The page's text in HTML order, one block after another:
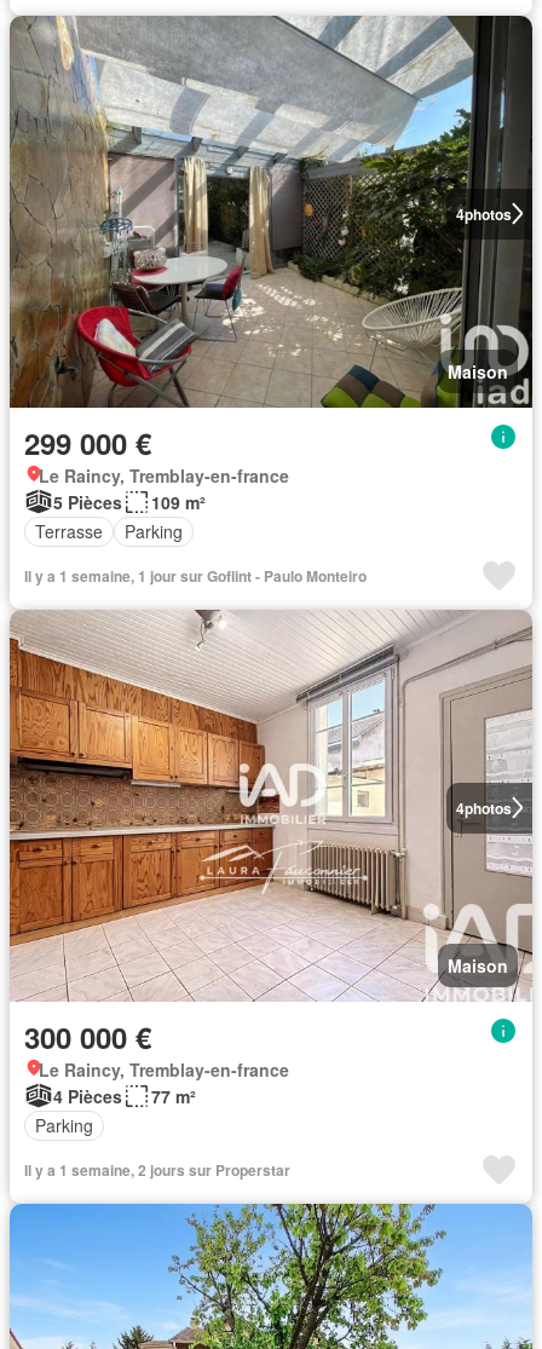
4photos
Maison
299 000 €
Le Raincy, Tremblay-en-france
5 Pièces
109 m²
Terrasse
Parking
Il y a 1 semaine, 1 jour sur Goflint - Paulo Monteiro
4photos
Maison
300 000 €
Le Raincy, Tremblay-en-france
4 Pièces
77 m²
Parking
Il y a 1 semaine, 2 jours sur Properstar